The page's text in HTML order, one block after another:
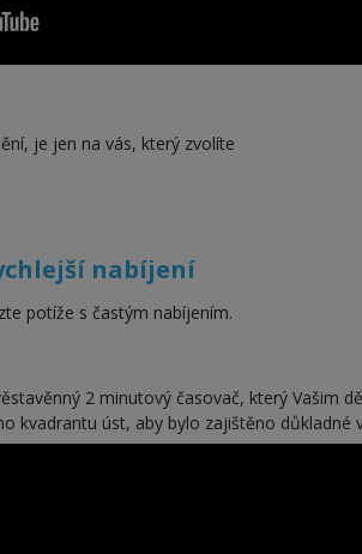
je jen na vás, který zvolíte
nabíjení
potíže s častým nabíjením.
2 minutový časovač, který Vašim
kvadrantu úst, aby bylo zajištěno důkladné